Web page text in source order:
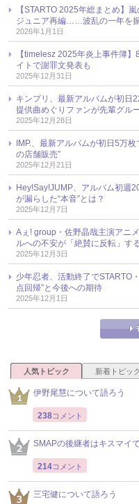
【STARTO 2025年総まとめ】
ジュニア再編……波乱の一年を
2026年1月1日
【timelesz 2025年炎上事件簿
イトで謝罪文発表も
2025年12月31日
キンプリ、最新アルバムが初
提供曲めぐりファンが先輩グル
2025年12月28日
IMP.、最新アルバムが初日5万
の店舗販売”
2025年12月21日
Hey!Say!JUMP、アルバム初週
が漏らした“本音”とは？
2025年12月7日
Aぇ! group・佐野晶哉主演アニ
ルへの不安が「絶賛に反転」す
2025年12月3日
少年忍者、活動終了でSTARTO
点回帰”と今後への期待
2025年12月1日
人気トピック 新着トピック
伊野尾慧について語ろう
238コメント
SMAPの後継者はキスマイ
214コメント
三宅健について語ろう